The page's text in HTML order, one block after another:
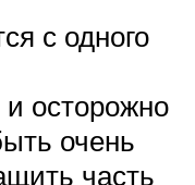
с одного
и осторожно
очень
часть